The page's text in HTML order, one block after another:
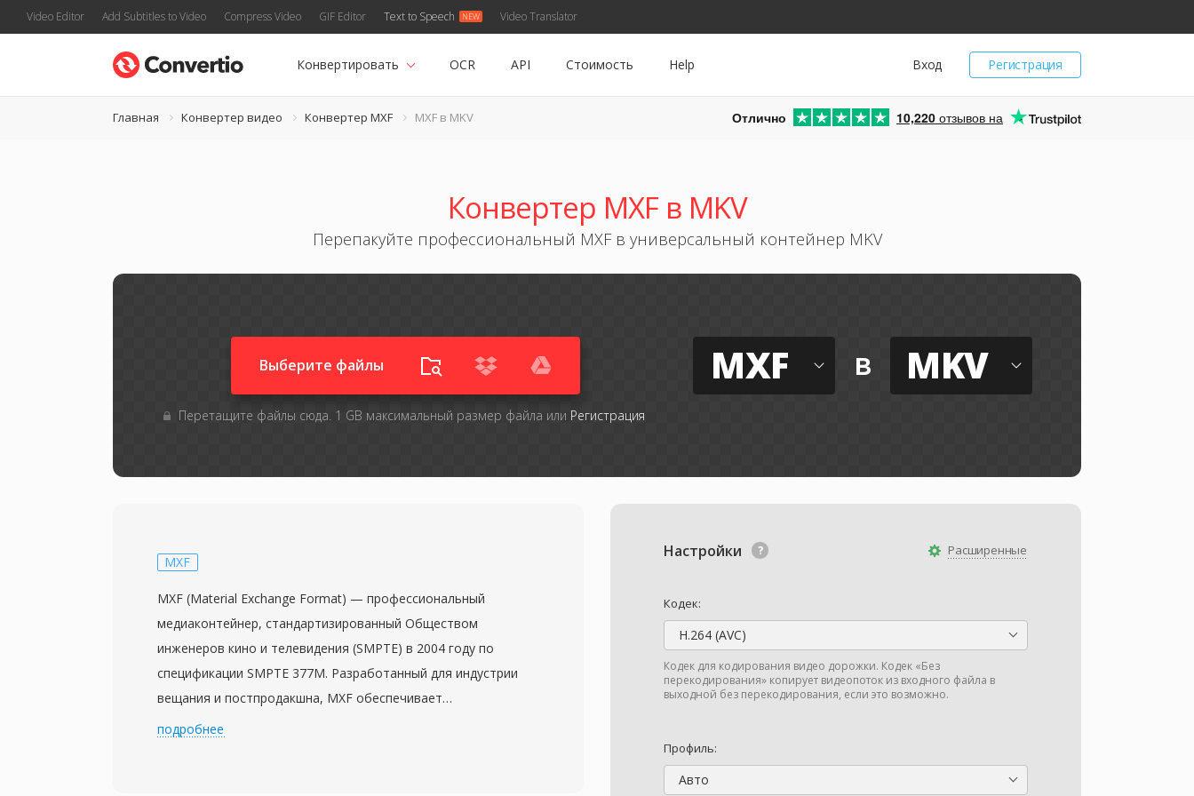
Video Editor Add Subtitles to Video Compress Video GIF Editor Text to Speech Video Translator
Регистрация
Вход
Конвертировать OCR API Стоимость Help
Главная Конвертер видео Конвертер MXF MXF в MKV Отлично 10,220 отзывов на
Конвертер MXF в MKV
Перепакуйте профессиональный MXF в универсальный контейнер MKV
Выберите файлы
Перетащите файлы сюда. 1 GB максимальный размер файла или Регистрация
MXF в MKV
Расширенные
Настройки
Кодек:
H.264 (AVC)
Кодек для кодирования видео дорожки. Кодек «Без
перекодирования» копирует видеопоток из входного файла в
выходной без перекодирования, если это возможно.
Профиль:
Авто
MXF
MXF (Material Exchange Format) — профессиональный
медиаконтейнер, стандартизированный Обществом
инженеров кино и телевидения (SMPTE) в 2004 году по
спецификации SMPTE 377M. Разработанный для индустрии
вещания и постпродакшна, MXF обеспечивает
вендоронезависимую оболочку для переноса видео, аудио и
подробнее